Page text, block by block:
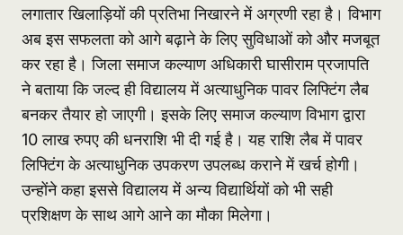
लगातार खिलाड़ियों की प्रतिभा निखारने में अग्रणी रहा है। विभाग
अब इस सफलता को आगे बढ़ाने के लिए सुविधाओं को और मजबूत
कर रहा है। जिला समाज कल्याण अधिकारी घासीराम प्रजापति
ने बताया कि जल्द ही विद्यालय में अत्याधुनिक पावर लिफ्टिंग लैब
बनकर तैयार हो जाएगी। इसके लिए समाज कल्याण विभाग द्वारा
10 लाख रुपए की धनराशि भी दी गई है। यह राशि लैब में पावर
लिफ्टिंग के अत्याधुनिक उपकरण उपलब्ध कराने में खर्च होगी।
उन्होंने कहा इससे विद्यालय में अन्य विद्यार्थियों को भी सही
प्रशिक्षण के साथ आगे आने का मौका मिलेगा।